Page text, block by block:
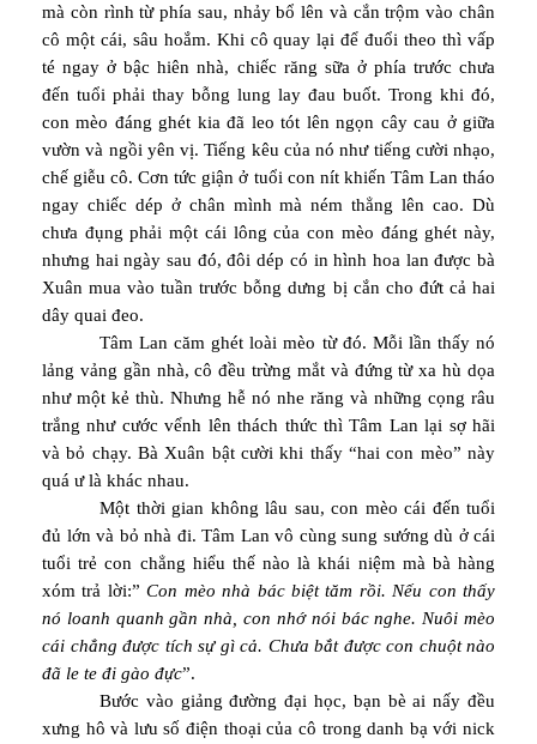
mà còn rình từ phía sau, nhảy bổ lên và cắn trộm vào chân
cô một cái, sâu hoắm. Khi cô quay lại để đuổi theo thì vấp
té ngay ở bậc hiên nhà, chiếc răng sữa ở phía trước chưa
đến tuổi phải thay bỗng lung lay đau buốt. Trong khi đó,
con mèo đáng ghét kia đã leo tót lên ngọn cây cau ở giữa
vườn và ngồi yên vị. Tiếng kêu của nó như tiếng cười nhạo,
chế giễu cô. Cơn tức giận ở tuổi con nít khiến Tâm Lan tháo
ngay chiếc dép ở chân mình mà ném thẳng lên cao. Dù
chưa đụng phải một cái lông của con mèo đáng ghét này,
nhưng hai ngày sau đó, đôi dép có in hình hoa lan được bà
Xuân mua vào tuần trước bỗng dưng bị cắn cho đứt cả hai
dây quai đeo.
Tâm Lan căm ghét loài mèo từ đó. Mỗi lần thấy nó
lảng vảng gần nhà, cô đều trừng mắt và đứng từ xa hù dọa
như một kẻ thù. Nhưng hễ nó nhe răng và những cọng râu
trắng như cước vểnh lên thách thức thì Tâm Lan lại sợ hãi
và bỏ chạy. Bà Xuân bật cười khi thấy “hai con mèo” này
quá ư là khác nhau.
Một thời gian không lâu sau, con mèo cái đến tuổi
đủ lớn và bỏ nhà đi. Tâm Lan vô cùng sung sướng dù ở cái
tuổi trẻ con chẳng hiểu thế nào là khái niệm mà bà hàng
xóm trả lời:”Con mèo nhà bác biệt tăm rồi. Nếu con thấy
nó loanh quanh gần nhà, con nhớ nói bác nghe. Nuôi mèo
cái chẳng được tích sự gì cả. Chưa bắt được con chuột nào
đã le te đi gào đực”.
Bước vào giảng đường đại học, bạn bè ai nấy đều
xưng hô và lưu số điện thoại của cô trong danh bạ với nick